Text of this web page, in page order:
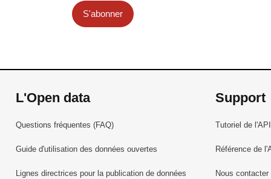
S'abonner
L'Open data
Questions fréquentes (FAQ)
Guide d'utilisation des données ouvertes
Lignes directrices pour la publication de données
Support
Tutoriel de l'API
Référence de
Nous contacter